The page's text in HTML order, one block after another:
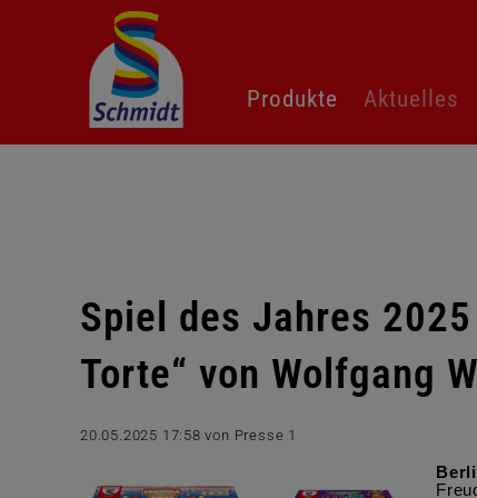
überspringen
Produkte Aktuelles
Spiel des Jahres
Torte“ von Wolfgang
20.05.2025 17:58 von Presse 1